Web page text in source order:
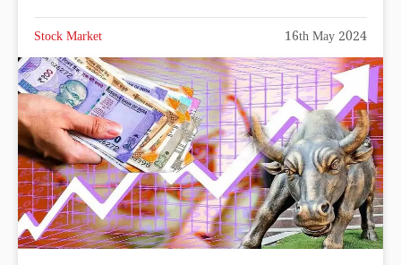
Stock Market 16th May 2024